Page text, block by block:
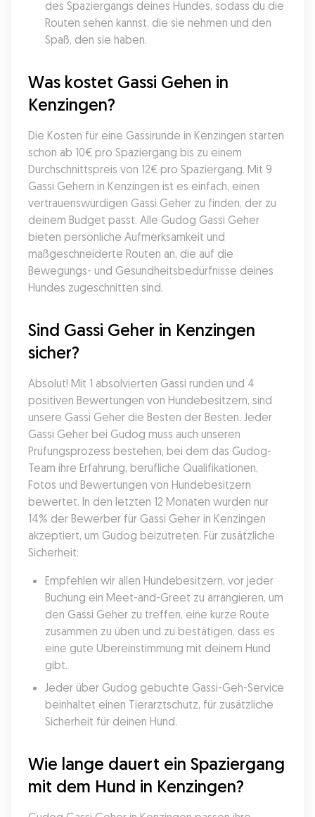
des Spaziergangs deines Hundes, sodass du die
Routen sehen kannst, die sie nehmen und den
Spaß, den sie haben.
Was kostet Gassi Gehen in
Kenzingen?
Die Kosten für eine Gassirunde in Kenzingen starten
schon ab 10€ pro Spaziergang bis zu einem
Durchschnittspreis von 12€ pro Spaziergang. Mit 9
Gassi Gehern in Kenzingen ist es einfach, einen
vertrauenswürdigen Gassi Geher zu finden, der zu
deinem Budget passt. Alle Gudog Gassi Geher
bieten persönliche Aufmerksamkeit und
maßgeschneiderte Routen an, die auf die
Bewegungs- und Gesundheitsbedürfnisse deines
Hundes zugeschnitten sind.
Sind Gassi Geher in Kenzingen
sicher?
Absolut! Mit 1 absolvierten Gassi runden und 4
positiven Bewertungen von Hundebesitzern, sind
unsere Gassi Geher die Besten der Besten. Jeder
Gassi Geher bei Gudog muss auch unseren
Prüfungsprozess bestehen, bei dem das Gudog-
Team ihre Erfahrung, berufliche Qualifikationen,
Fotos und Bewertungen von Hundebesitzern
bewertet. In den letzten 12 Monaten wurden nur
14% der Bewerber für Gassi Geher in Kenzingen
akzeptiert, um Gudog beizutreten. Für zusätzliche
Sicherheit:
Empfehlen wir allen Hundebesitzern, vor jeder
Buchung ein Meet-and-Greet zu arrangieren, um
den Gassi Geher zu treffen, eine kurze Route
zusammen zu üben und zu bestätigen, dass es
eine gute Übereinstimmung mit deinem Hund
gibt.
Jeder über Gudog gebuchte Gassi-Geh-Service
beinhaltet einen Tierarztschutz, für zusätzliche
Sicherheit für deinen Hund.
Wie lange dauert ein Spaziergang
mit dem Hund in Kenzingen?